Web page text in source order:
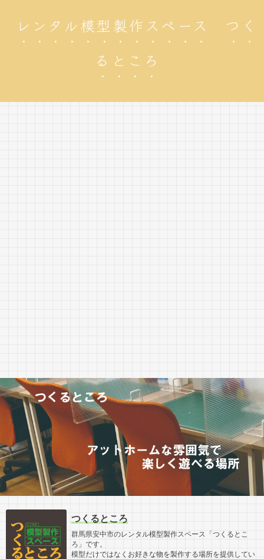
レンタル模型製作スペース つく
るところ
つくるところ
群馬県安中市のレンタル模型製作スペース「つくるとこ
ろ」です。
模型だけではなくお好きな物を製作する場所を提供してい